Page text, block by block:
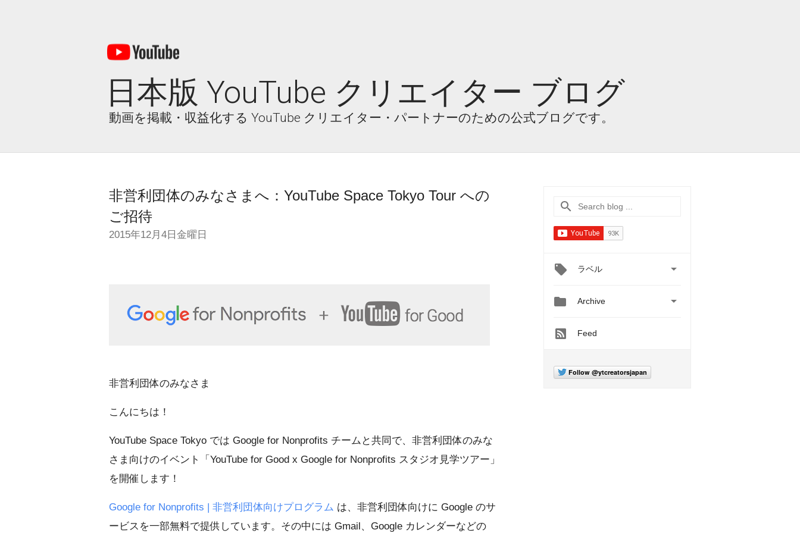
日本版 YouTube クリエイター ブログ
動画を掲載・収益化する YouTube クリエイター・パートナーのための公式ブログです。
非営利団体のみなさまへ：YouTube Space Tokyo Tour への
ご招待
2015年12月4日金曜日
非営利団体のみなさま
こんにちは！
YouTube Space Tokyo では Google for Nonprofits チームと共同で、非営利団体のみな
さま向けのイベント「YouTube for Good x Google for Nonprofits スタジオ見学ツアー」
を開催します！
Google for Nonprofits | 非営利団体向けプログラム は、非営利団体向けに Google のサ
ービスを一部無料で提供しています。その中には Gmail、Google カレンダーなどの
ラベル 
 Archive 
Feed
Follow @ytcreatorsjapan